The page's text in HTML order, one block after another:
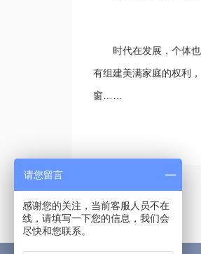
时代在发展，个体
有组建美满家庭的权利
窗……
请您留言
感谢您的关注，当前客服人员不在
线，请填写一下您的信息，我们会
尽快和您联系。